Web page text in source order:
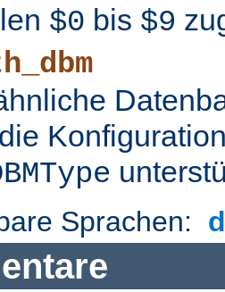
$0 bis $9
Sprachen: